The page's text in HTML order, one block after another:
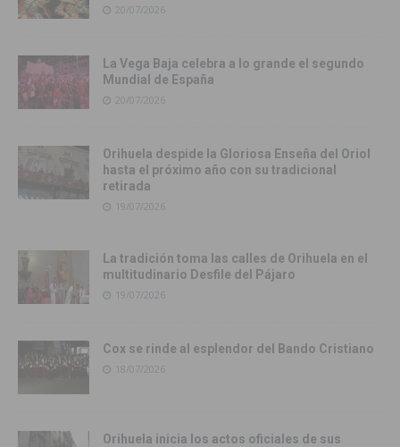
20/07/2026
La Vega Baja celebra a lo grande el segundo
Mundial de España
20/07/2026
Orihuela despide la Gloriosa Enseña del Oriol
hasta el próximo año con su tradicional
retirada
19/07/2026
La tradición toma las calles de Orihuela en el
multitudinario Desfile del Pájaro
19/07/2026
Cox se rinde al esplendor del Bando Cristiano
18/07/2026
Orihuela inicia los actos oficiales de sus